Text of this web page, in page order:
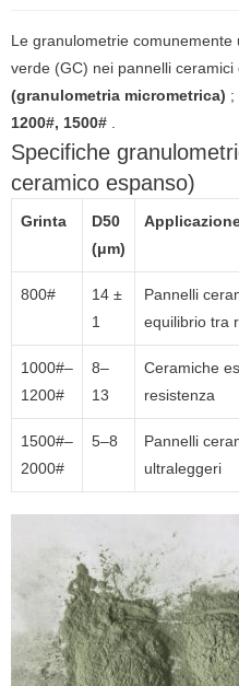
Le granulometrie
verde (GC) nei pannelli ceramici
(granulometria micrometrica) ;
1200#, 1500#
Specifiche
ceramico espanso)
Grinta
D50
(μm)
800#
14 ±
1
Pannelli
equilibrio tra
1000#–
1200#
8–
13
Ceramiche
resistenza
1500#–
2000#
5–8
Pannelli
ultraleggeri